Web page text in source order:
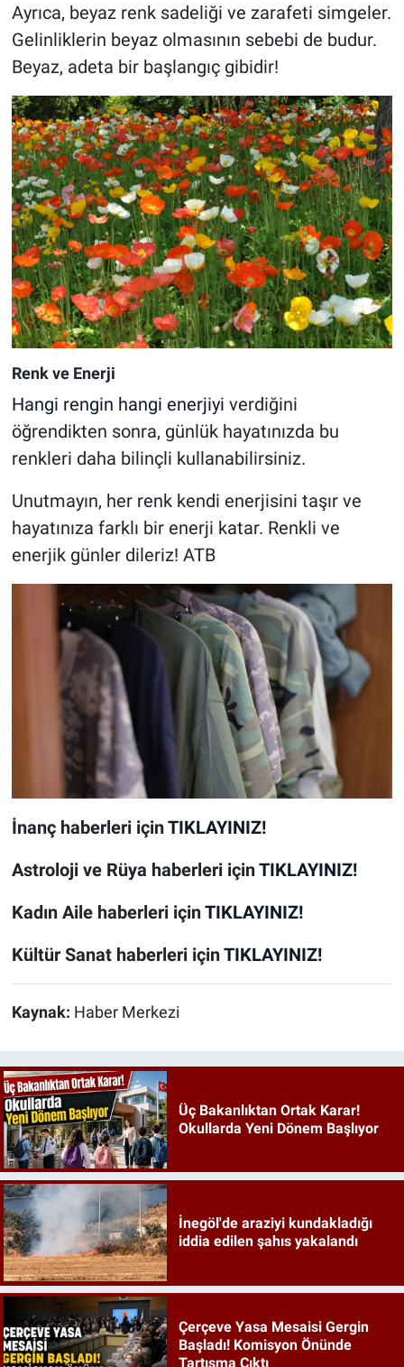
Ayrıca, beyaz renk sadeliği ve zarafeti simgeler.
Gelinliklerin beyaz olmasının sebebi de budur.
Beyaz, adeta bir başlangıç gibidir!
Renk ve Enerji
Hangi rengin hangi enerjiyi verdiğini
öğrendikten sonra, günlük hayatınızda bu
renkleri daha bilinçli kullanabilirsiniz.
Unutmayın, her renk kendi enerjisini taşır ve
hayatınıza farklı bir enerji katar. Renkli ve
enerjik günler dileriz! ATB
İnanç haberleri içinTIKLAYINIZ!
Astroloji ve Rüya haberleri içinTIKLAYINIZ!
Kadın Aile haberleri içinTIKLAYINIZ!
Kültür Sanat haberleri içinTIKLAYINIZ!
Kaynak: Haber Merkezi
Üç Bakanlıktan Ortak Karar!
Okullarda Yeni Dönem Başlıyor
İnegöl'de araziyi kundakladığı
iddia edilen şahıs yakalandı
Çerçeve Yasa Mesaisi Gergin
Başladı! Komisyon Önünde
Tartışma Çıktı